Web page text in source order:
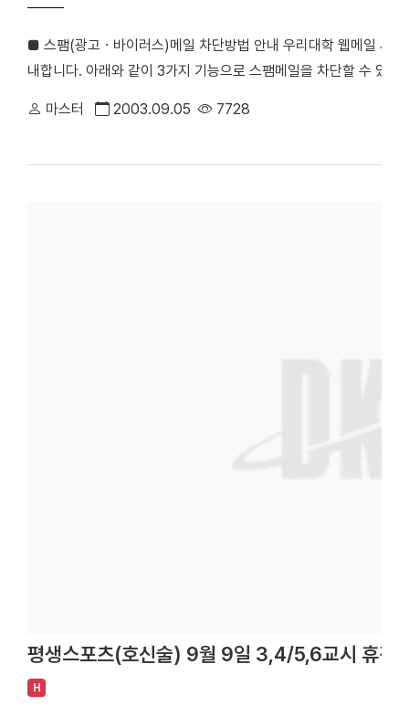
■ 스팸(광고ㆍ바이러스)메일 차단방법 안내 우리대학 웹메일 시
내합니다. 아래와 같이 3가지 기능으로 스팸메일을 차단할 수 있
발신인을 바꿔가며 메일을 발송하기 때문에 스팸메일 차단에 크
마스터 2003.09.05 7728
평생스포츠(호신술) 9월 9일 3,4/5,6교시 휴강
H